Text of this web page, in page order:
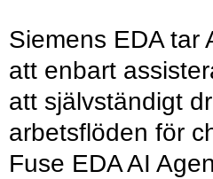
Siemens EDA tar
att enbart
att självständigt
arbetsflöden för
Fuse EDA AI